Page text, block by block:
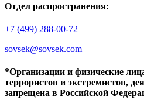
Отдел распространения:
+7 (499) 288-00-72
sovsek@sovsek.com
*Организации и физические
террористов и экстремистов,
запрещена в Российской